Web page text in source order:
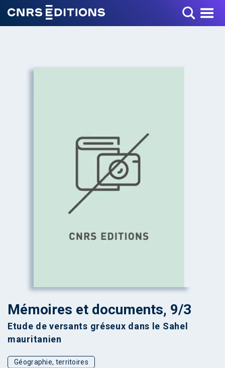
Toggle Menu
Mémoires et documents, 9/3
Etude de versants gréseux dans le Sahel
mauritanien
Géographie, territoires